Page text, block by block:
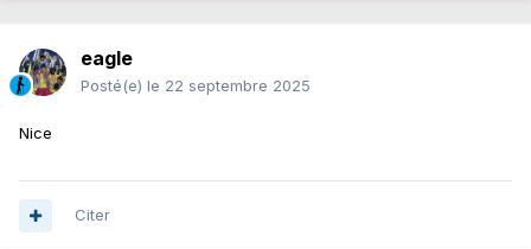
eagle
Posté(e) le 22 septembre 2025
Nice
Citer